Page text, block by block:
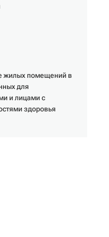
жилых помещений в
для
и лицами с
здоровья